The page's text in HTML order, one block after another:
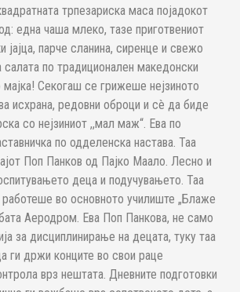
трпезариска маса појадокот
една чаша млеко, тазе приготвениот
парче сланина, сиренце и свежо
салата по традиционален македонски
мајка! Секогаш се грижеше нејзиното
исхрана, редовни оброци и сè да биде
со нејзиниот ,,мал маж“. Ева по
по одделенска настава. Таа
Поп Панков од Пајко Маало. Лесно и
деца и подучувањето. Таа
во основното училиште „Блаже
Аеродром. Ева Поп Панкова, не само
за дисциплинирање на децата, туку таа
ги држи конците во свои раце
врз нештата. Дневните подготовки